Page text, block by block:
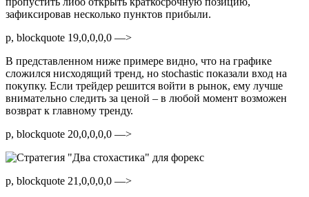
зафиксировав несколько пунктов прибыли.
p, blockquote 19,0,0,0,0 —>
В представленном ниже примере видно, что на графике
сложился нисходящий тренд, но stochastic показали вход на
покупку. Если трейдер решится войти в рынок, ему лучше
внимательно следить за ценой – в любой момент возможен
возврат к главному тренду.
p, blockquote 20,0,0,0,0 —>
p, blockquote 21,0,0,0,0 —>